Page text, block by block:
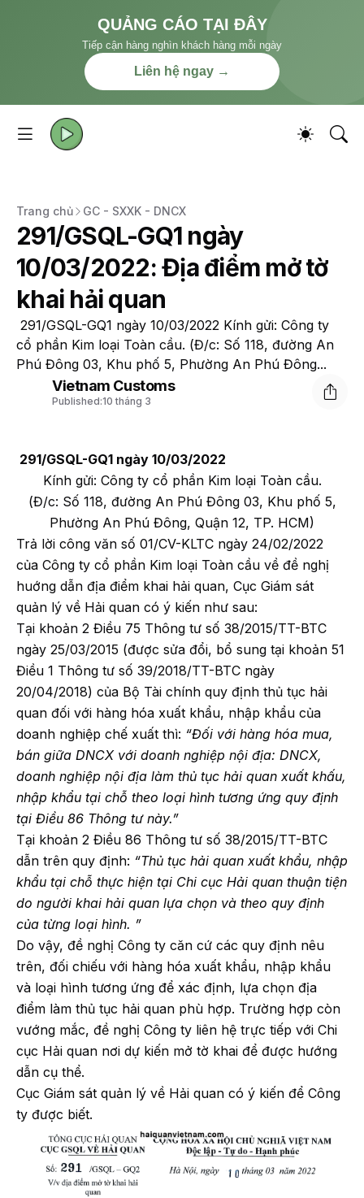
QUẢNG CÁO TẠI ĐÂY
Tiếp cận hàng nghìn khách hàng mỗi ngày
Liên hệ ngay →
Trang chủ GC - SXXK - DNCX
291/GSQL-GQ1 ngày
10/03/2022: Địa điểm mở tờ
khai hải quan
291/GSQL-GQ1 ngày 10/03/2022 Kính gửi: Công ty
cổ phần Kim loại Toàn cầu. (Đ/c: Số 118, đường An
Phú Đông 03, Khu phố 5, Phường An Phú Đông...
Vietnam Customs
Published:10 tháng 3
291/GSQL-GQ1 ngày 10/03/2022
Kính gửi: Công ty cổ phần Kim loại Toàn cầu.
(Đ/c: Số 118, đường An Phú Đông 03, Khu phố 5,
Phường An Phú Đông, Quận 12, TP. HCM)
Trả lời công văn số 01/CV-KLTC ngày 24/02/2022
của Công ty cổ phần Kim loại Toàn cầu về đề nghị
huớng dẫn địa điểm khai hải quan, Cục Giám sát
quản lý về Hải quan có ý kiến như sau:
Tại khoản 2 Điều 75 Thông tư số 38/2015/TT-BTC
ngày 25/03/2015 (được sửa đổi, bổ sung tại khoản 51
Điều 1 Thông tư số 39/2018/TT-BTC ngày
20/04/2018) của Bộ Tài chính quy định thủ tục hải
quan đối với hàng hóa xuất khẩu, nhập khẩu của
doanh nghiệp chế xuất thì: “Đối với hàng hóa mua,
bán giữa DNCX với doanh nghiệp nội địa: DNCX,
doanh nghiệp nội địa làm thủ tục hải quan xuất khấu,
nhập khẩu tại chỗ theo loại hình tương ứng quy định
tại Điều 86 Thông tư này.”
Tại khoản 2 Điều 86 Thông tư số 38/2015/TT-BTC
dẫn trên quy định: “Thủ tục hải quan xuất khẩu, nhập
khẩu tại chỗ thực hiện tại Chi cục Hải quan thuận tiện
do người khai hải quan lựa chọn và theo quy định
của từng loại hình. ”
Do vậy, đề nghị Công ty căn cứ các quy định nêu
trên, đối chiếu với hàng hóa xuất khẩu, nhập khẩu
và loại hình tương ứng để xác định, lựa chọn địa
điểm làm thủ tục hải quan phù hợp. Trường hợp còn
vướng mắc, đề nghị Công ty liên hệ trực tiếp với Chi
cục Hải quan nơi dự kiến mở tờ khai để được hướng
dẫn cụ thể.
Cục Giám sát quản lý về Hải quan có ý kiến để Công
ty được biết.